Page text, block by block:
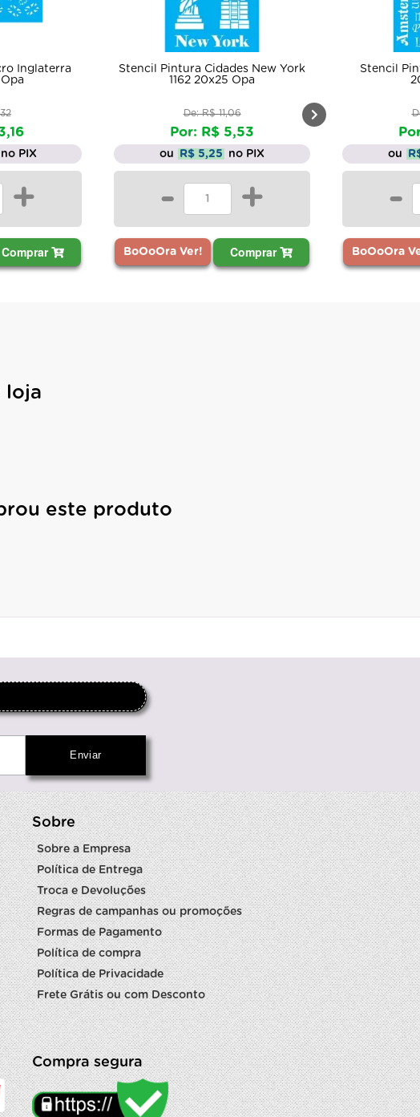
Inglaterra
Opa
no PIX
+
Comprar
Stencil Pintura Cidades New York
1162 20x25 Opa
De: R$ 11,06
Por: R$ 5,53
ou R$ 5,25 no PIX
- +
BoOoOra Ver! Comprar
Stencil
ou
-
BoOoOra
loja
este produto
Sobre
Sobre a Empresa
Política de Entrega
Troca e Devoluções
Regras de campanhas ou promoções
Formas de Pagamento
Política de compra
Política de Privacidade
Frete Grátis ou com Desconto
Compra segura